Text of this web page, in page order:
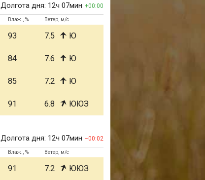
Долгота дня: 12ч 07мин 00:00
Влаж., % Ветер, м/с
93 7.5 Ю
84 7.6 Ю
85 7.2 Ю
91 6.8 ЮЮЗ
Долгота дня: 12ч 07мин 00:02
Влаж., % Ветер, м/с
91 7.2 ЮЮЗ